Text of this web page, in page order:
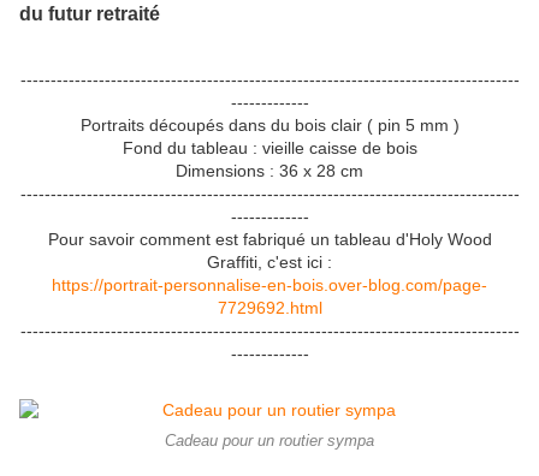
du futur retraité
-----------------------------------------------------------------------------------
-------------
Portraits découpés dans du bois clair ( pin 5 mm )
Fond du tableau : vieille caisse de bois
Dimensions : 36 x 28 cm
-----------------------------------------------------------------------------------
-------------
Pour savoir comment est fabriqué un tableau d'Holy Wood
Graffiti, c'est ici :
https://portrait-personnalise-en-bois.over-blog.com/page-
7729692.html
-----------------------------------------------------------------------------------
-------------
Cadeau pour un routier sympa